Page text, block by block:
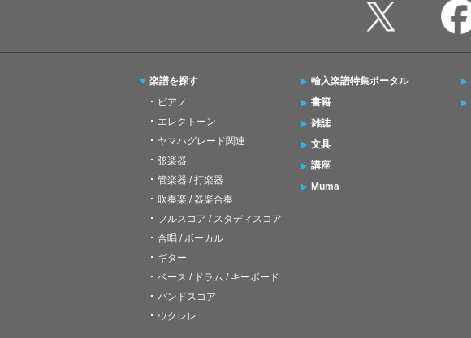
楽譜を探す
ピアノ
エレクトーン
ヤマハグレード関連
弦楽器
管楽器 / 打楽器
吹奏楽 / 器楽合奏
フルスコア / スタディスコア
合唱 / ボーカル
ギター
ベース / ドラム / キーボード
バンドスコア
ウクレレ
輸入楽譜特集ポータル
書籍
雑誌
文具
講座
Muma